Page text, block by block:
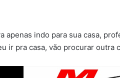
apenas indo para sua casa,
ir pra casa, vão procurar outra